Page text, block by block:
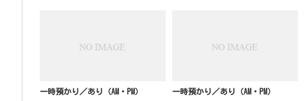
一時預かり／あり（AM・PM） 一時預かり／あり（AM・PM）